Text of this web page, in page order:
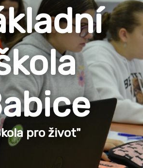
pro život"